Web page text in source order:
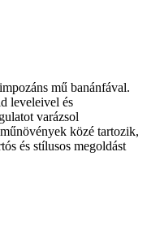
mű banánfával.
leveleivel és
varázsol
közé tartozik,
és stílusos megoldást